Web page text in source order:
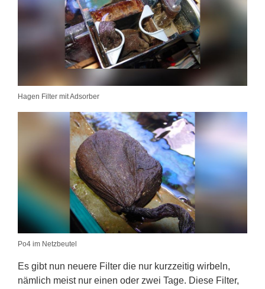
Hagen Filter mit Adsorber
Po4 im Netzbeutel
Es gibt nun neuere Filter die nur kurzzeitig wirbeln,
nämlich meist nur einen oder zwei Tage. Diese Filter,